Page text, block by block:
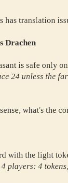
has translation
Drachen
is safe only
24 unless the
what's the
with the light
players: 4